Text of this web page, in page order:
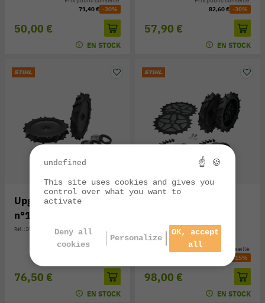
50,00 €
71,40 € -30%
EN STOCK
57,90 €
82,60 € -30%
EN STOCK
Upgrade kit iMOW
n°10 STIHL
Réf. : IA01-007-4710
76,50 €
Prix public conseillé:
EN STOCK
Réf. : IA01-007-4701
98,00 €
Prix public conseillé:
-15%
EN STOCK
undefined ☝ 🍪
This site uses cookies and gives you
control over what you want to
activate
Deny all
cookies
Personalize
OK, accept
all